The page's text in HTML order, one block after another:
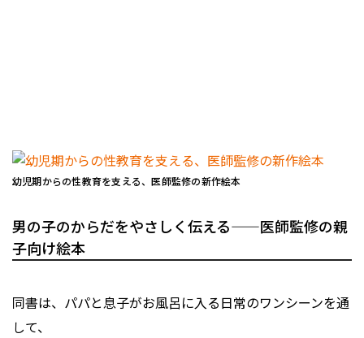
幼児期からの性教育を支える、医師監修の新作絵本
男の子のからだをやさしく伝える——医師監修の親
子向け絵本
同書は、パパと息子がお風呂に入る日常のワンシーンを通
して、